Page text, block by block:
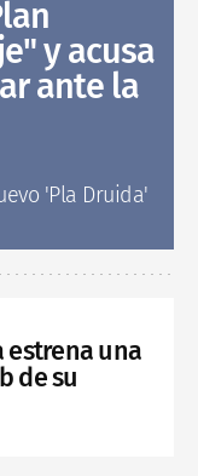
y acusa
ante la
'Pla Druida'
estrena una
de su